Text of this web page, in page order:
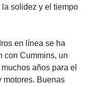
solidez y el tiempo
en línea se ha
con Cummins, un
años para el
motores. Buenas